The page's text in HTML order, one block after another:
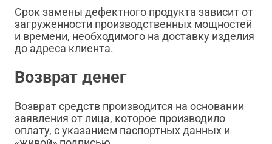
Срок замены дефектного продукта зависит от
загруженности производственных мощностей
и времени, необходимого на доставку изделия
до адреса клиента.
Возврат денег
Возврат средств производится на основании
заявления от лица, которое производило
оплату, с указанием паспортных данных и